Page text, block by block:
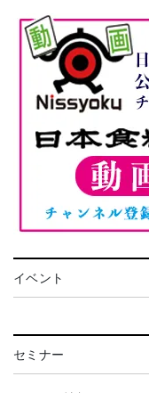
イベント
セミナー